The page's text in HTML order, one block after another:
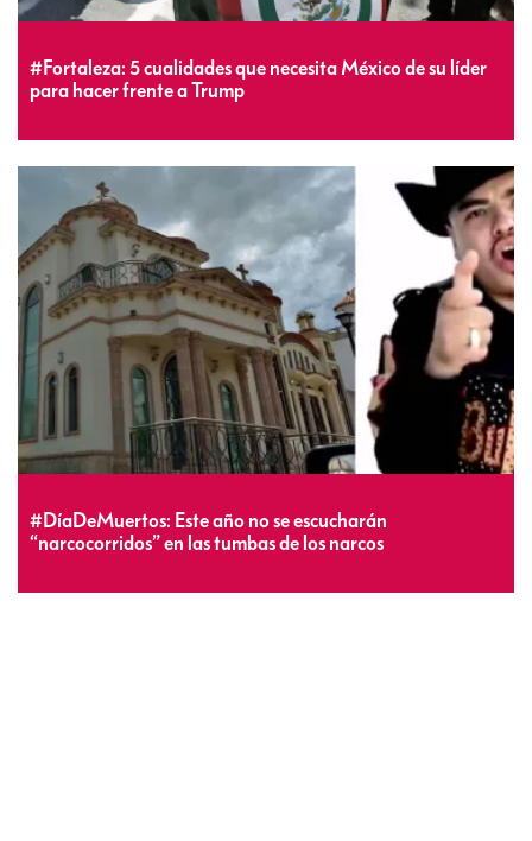
#Fortaleza: 5 cualidades que necesita México de su líder
para hacer frente a Trump
#DíaDeMuertos: Este año no se escucharán
“narcocorridos” en las tumbas de los narcos